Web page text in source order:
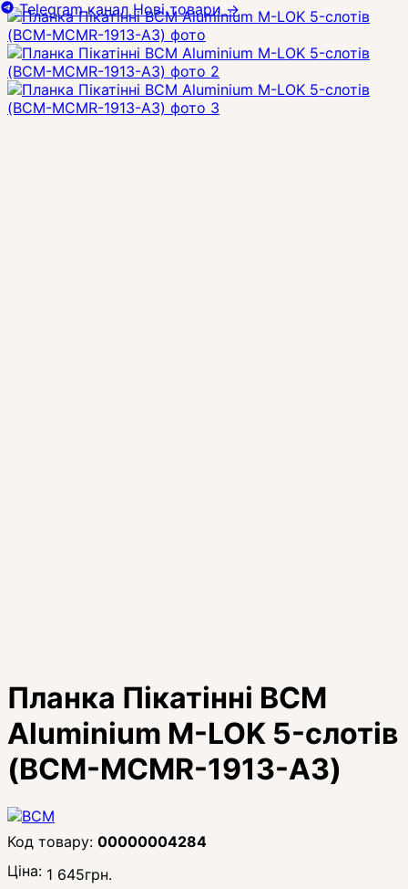
Планка Пікатінні BCM
Aluminium M-LOK 5-слотів
(BCM-MCMR-1913-A3)
00000004284
Ціна: 1 645грн.
Telegram канал Нові товари→